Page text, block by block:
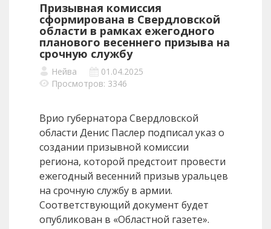
Призывная комиссия
сформирована в Свердловской
области в рамках ежегодного
планового весеннего призыва на
срочную службу
Нейва
01.04.2025
Просмотров: 3346
Врио губернатора Свердловской
области Денис Паслер подписал указ о
создании призывной комиссии
региона, которой предстоит провести
ежегодный весенний призыв уральцев
на срочную службу в армии.
Соответствующий документ будет
опубликован в «Областной газете».